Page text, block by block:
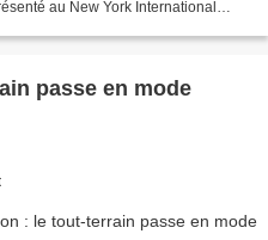
au New York International
passe en mode